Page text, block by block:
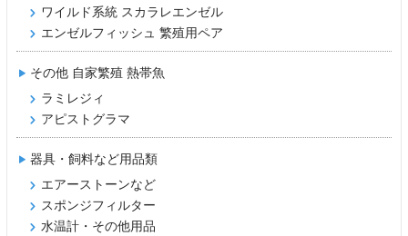
ワイルド系統 スカラレエンゼル
エンゼルフィッシュ 繁殖用ペア
その他 自家繁殖 熱帯魚
ラミレジィ
アピストグラマ
器具・飼料など用品類
エアーストーンなど
スポンジフィルター
水温計・その他用品